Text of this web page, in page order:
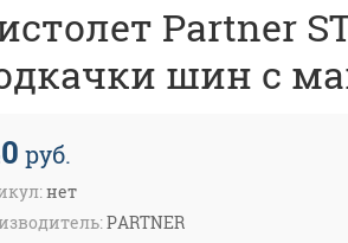
Partner
шин с
руб.
нет
PARTNER